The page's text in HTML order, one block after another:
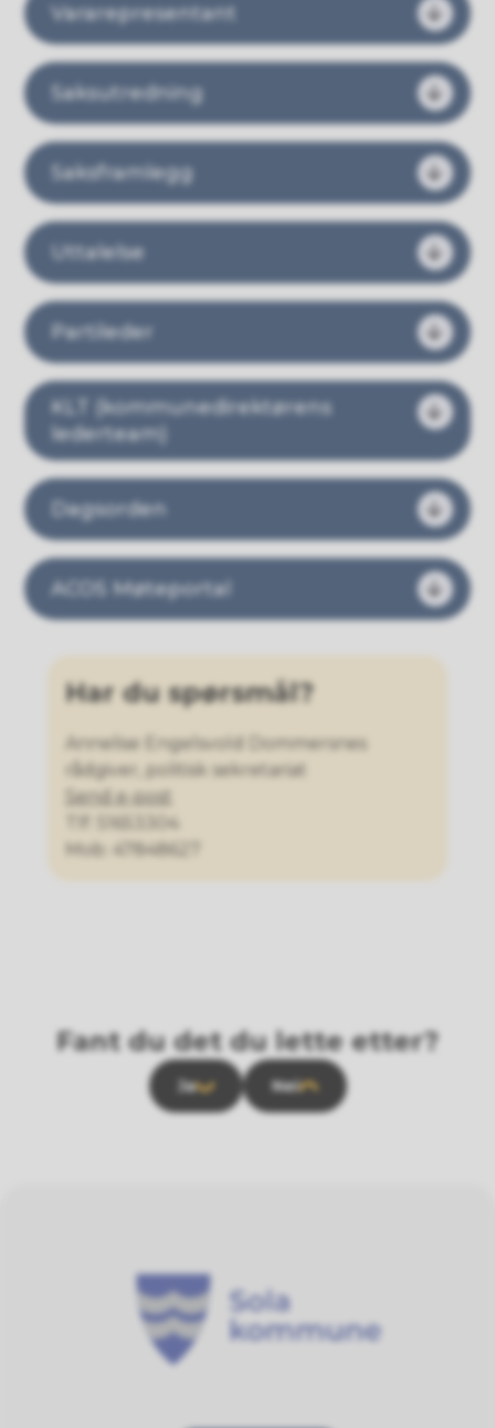
Vararepresentant
Saksutredning
Saksframlegg
Uttalelse
Partileder
KLT (kommunedirektørens
lederteam)
Dagsorden
ACOS Møteportal
Har du spørsmål?
Annelise Engelsvold Dommersnes
rådgiver, politisk sekretariat
Send e-post
Tlf: 51653304
Mob: 47848627
Fant du det du lette etter?
Ja Nei